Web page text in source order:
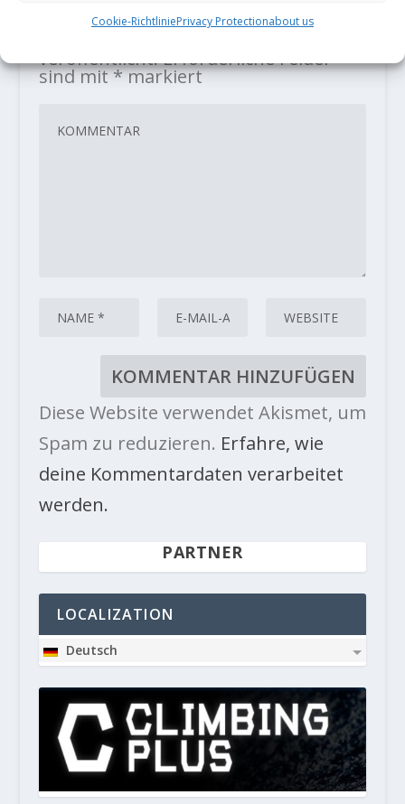
Cookie-RichtliniePrivacy Protectionabout us
HINTERLASSE EINE ANTWORT
veröffentlicht.Erforderliche Felder
sind mit*markiert
Diese Website verwendet Akismet, um
Spam zu reduzieren. Erfahre, wie
deine Kommentardaten verarbeitet
werden.
PARTNER
LOCALIZATION
Deutsch